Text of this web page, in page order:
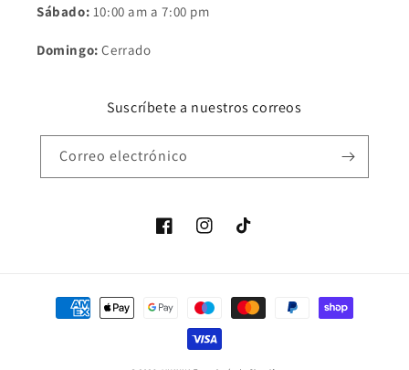
Sábado: 10:00 am a 7:00 pm
Domingo: Cerrado
Suscríbete a nuestros correos
Correo electrónico
FacebookInstagramTikTok
Formas